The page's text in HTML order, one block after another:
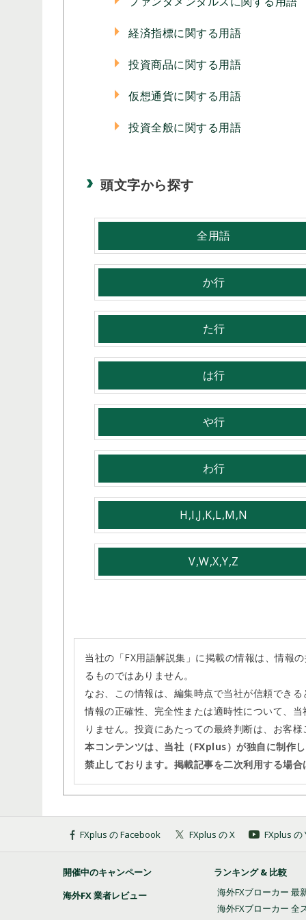
経済指標に関する用語
投資商品に関する用語
仮想通貨に関する用語
投資全般に関する用語
頭文字から探す
全用語
か行
た行
は行
や行
わ行
H,I,J,K,L,M,N
V,W,X,Y,Z
当社の「FX用語解説集」に掲載の情報は、情報
るものではありません。
なお、この情報は、編集時点で当社が信頼でき
情報の正確性、完全性または適時性について、
りません。投資にあたっての最終判断は、お客
本コンテンツは、当社（FXplus）が独自に制作
禁止しております。掲載記事を二次利用する場
FXplus の Facebook FXplus の X FXplus
開催中のキャンペーン
海外FX 業者レビュー
ランキング & 比較
海外FXブローカー 最
海外FXブローカー 全